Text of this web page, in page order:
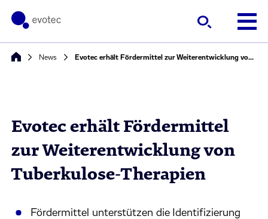
News Evotec erhält Fördermittel zur Weiterentwicklung von Tuberkulose‑Therapien
Evotec erhält Fördermittel
zur Weiterentwicklung von
Tuberkulose‑Therapien
Fördermittel unterstützen die Identifizierung